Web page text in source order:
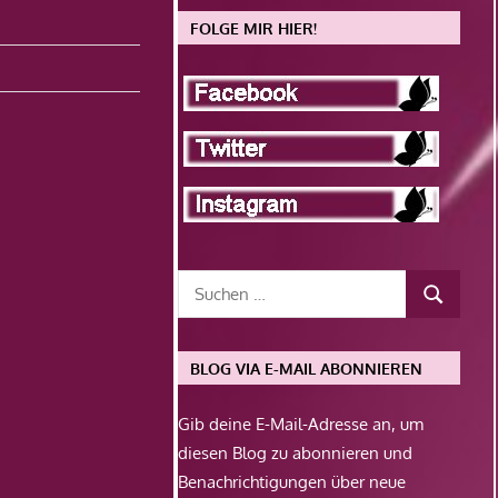
FOLGE MIR HIER!
BLOG VIA E-MAIL ABONNIEREN
Gib deine E-Mail-Adresse an, um
diesen Blog zu abonnieren und
Benachrichtigungen über neue